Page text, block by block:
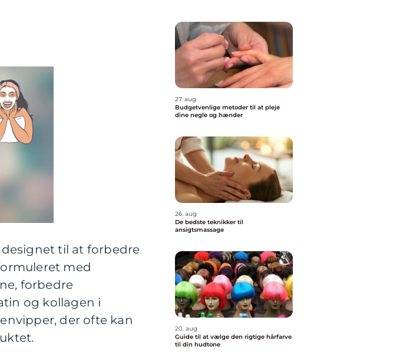
til at forbedre
med
forbedre
og kollagen i
der ofte kan
27. aug
Budgetvenlige metoder til at pleje
dine negle og hænder
26. aug
De bedste teknikker til
ansigtsmassage
20. aug
Guide til at vælge den rigtige hårfarve
til din hudtone